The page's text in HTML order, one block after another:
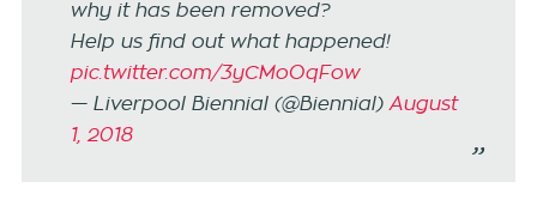
why it has been removed?
Help us find out what happened!
pic.twitter.com/3yCMoOqFow
— Liverpool Biennial (@Biennial) August
1, 2018